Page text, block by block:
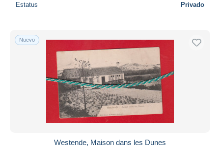
Estatus Privado
Nuevo
Westende, Maison dans les Dunes